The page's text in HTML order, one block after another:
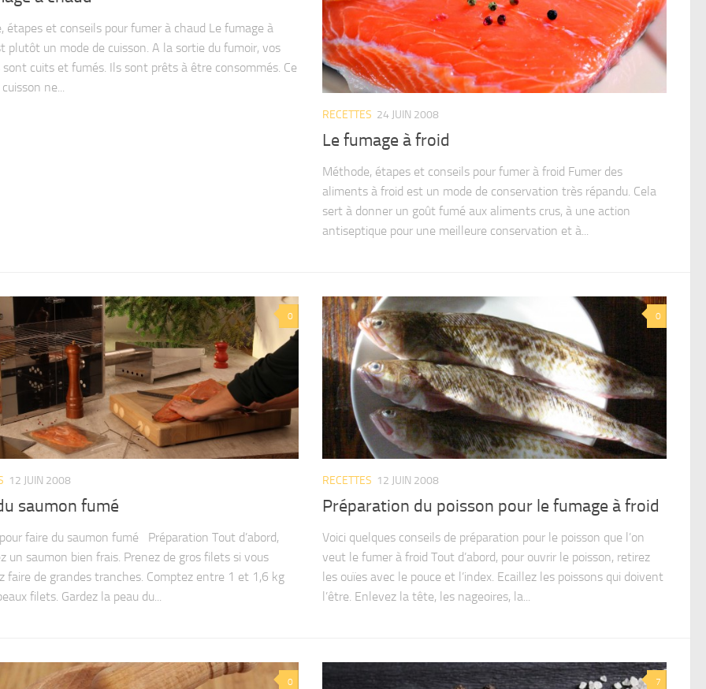
étapes et conseils pour fumer à chaud Le fumage à
plutôt un mode de cuisson. A la sortie du fumoir, vos
cuits et fumés. Ils sont prêts à être consommés. Ce
ne...
RECETTES 24 JUIN 2008
Le fumage à froid
Méthode, étapes et conseils pour fumer à froid Fumer des
aliments à froid est un mode de conservation très répandu. Cela
sert à donner un goût fumé aux aliments crus, à une action
antiseptique pour une meilleure conservation et à...
0
12 JUIN 2008
saumon fumé
faire du saumon fumé Préparation Tout d’abord,
un saumon bien frais. Prenez de gros filets si vous
faire de grandes tranches. Comptez entre 1 et 1,6 kg
filets. Gardez la peau du...
0
RECETTES 12 JUIN 2008
Préparation du poisson pour le fumage à froid
Voici quelques conseils de préparation pour le poisson que l’on
veut le fumer à froid Tout d’abord, pour ouvrir le poisson, retirez
les ouïes avec le pouce et l’index. Ecaillez les poissons qui doivent
l’être. Enlevez la tête, les nageoires, la...
0 7